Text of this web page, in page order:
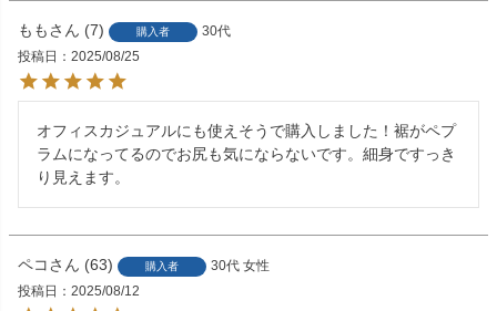
もも 7 購入者
30代
投稿日
2025/08/25
オフィスカジュアルにも使えそうで購入しました！裾がペプ
ラムになってるのでお尻も気にならないです。細身ですっき
り見えます。
ペコ 63 購入者 30代 女性
投稿日
2025/08/12